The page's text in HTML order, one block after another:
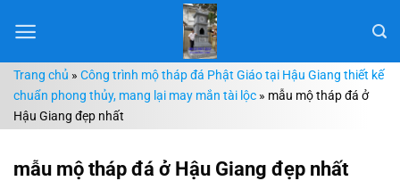
đến
dungTrang chủ » Công trình mộ tháp đá Phật Giáo tại Hậu Giang thiết kế
chuẩn phong thủy, mang lại may mắn tài lộc » mẫu mộ tháp đá ở
Hậu Giang đẹp nhất
mẫu mộ tháp đá ở Hậu Giang đẹp nhất